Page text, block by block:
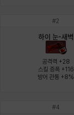
이안
카밀로
#2
하이 눈-새벽
공격력 +28
스킬 증폭 +116
방어 관통 +8%
#4